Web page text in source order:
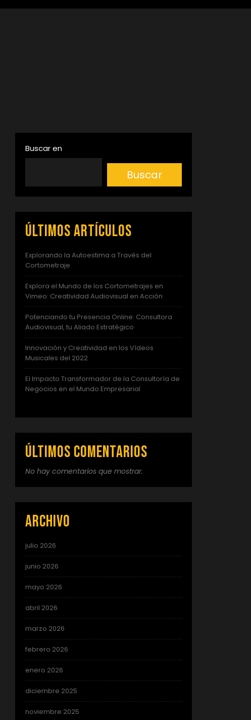
Buscar en
Buscar
Últimos artículos
Explorando la Autoestima a Través del
Cortometraje
Explora el Mundo de los Cortometrajes en
Vimeo: Creatividad Audiovisual en Acción
Potenciando tu Presencia Online: Consultora
Audiovisual, tu Aliado Estratégico
Innovación y Creatividad en los Vídeos
Musicales del 2022
El Impacto Transformador de la Consultoría de
Negocios en el Mundo Empresarial
Últimos comentarios
No hay comentarios que mostrar.
Archivo
julio 2026
junio 2026
mayo 2026
abril 2026
marzo 2026
febrero 2026
enero 2026
diciembre 2025
noviembre 2025